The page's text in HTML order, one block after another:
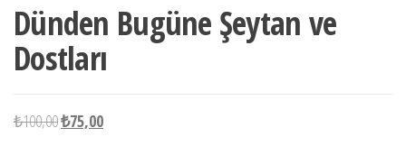
Dünden Bugüne Şeytan ve
Dostları
₺100,00Orijinal
₺75,00Şu